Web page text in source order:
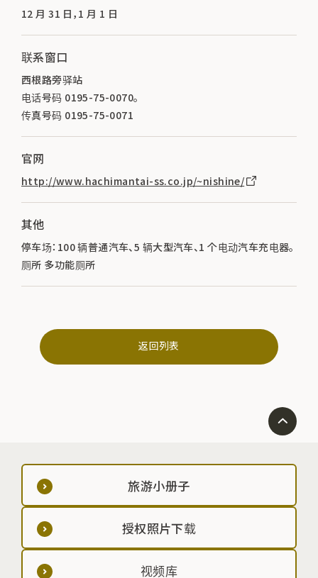
12 月 31 日，1 月 1 日
联系窗口
西根路旁驿站
电话号码 0195-75-0070。
传真号码 0195-75-0071
官网
http://www.hachimantai-ss.co.jp/~nishine/
其他
停车场：100 辆普通汽车、5 辆大型汽车、1 个电动汽车充电器。
厕所 多功能厕所
返回列表
旅游小册子
授权照片下载
视频库